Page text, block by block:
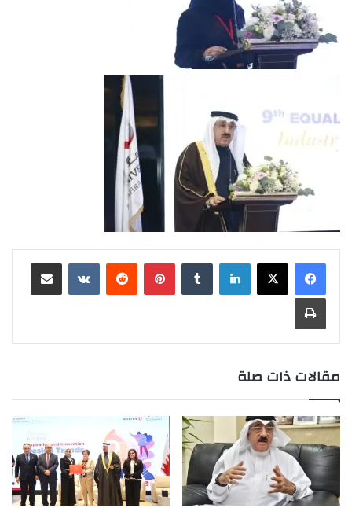
لينكدإن بينتيريست مشاركة عبر البريد
طباعة
مقالات ذات صلة